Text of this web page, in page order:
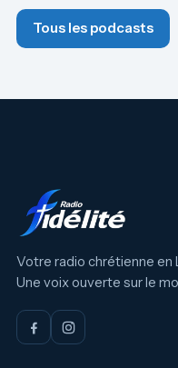
Tous les podcasts
Votre radio chrétienne en
Une voix ouverte sur le